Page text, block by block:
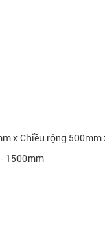
x Chiều rộng 500mm
1500mm